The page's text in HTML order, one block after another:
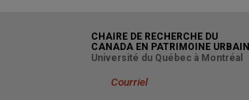
CHAIRE DE RECHERCHE DU
CANADA EN PATRIMOINE URBAIN
Université du Québec à Montréal
Courriel